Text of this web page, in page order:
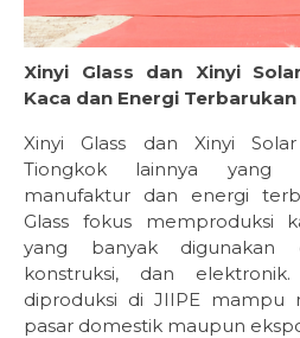
Xinyi Glass dan Xinyi
Kaca dan Energi Terbarukan
Xinyi Glass dan Xinyi
Tiongkok lainnya yang
manufaktur dan energi
Glass fokus memproduksi
yang banyak digunakan
konstruksi, dan
diproduksi di JIIPE mampu
pasar domestik maupun